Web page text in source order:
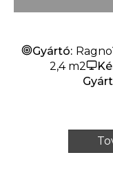
Gyártó: Ragno
2,4 m2